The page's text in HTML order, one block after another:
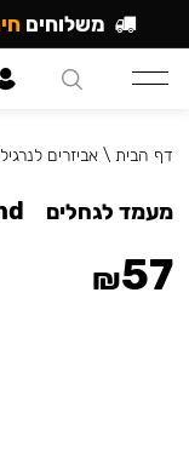
דף הבית \אביזרים
מעמד לגחלים
₪57
משלוחים